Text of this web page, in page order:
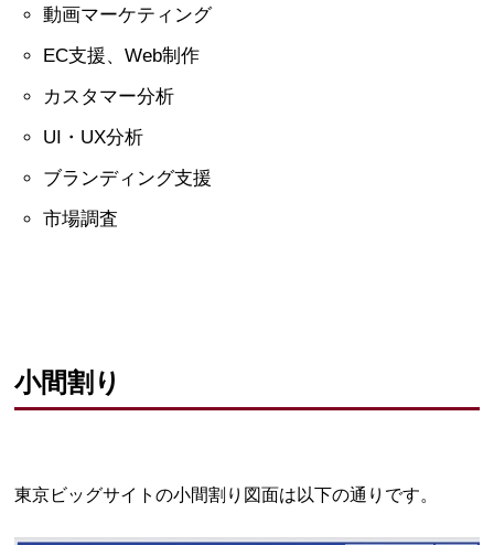
動画マーケティング
EC支援、Web制作
カスタマー分析
UI・UX分析
ブランディング支援
市場調査
小間割り
東京ビッグサイトの小間割り図面は以下の通りです。